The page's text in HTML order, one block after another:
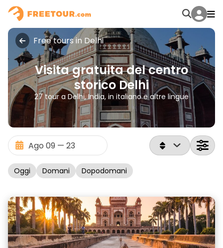
Free tours in Delhi
Visita gratuita del centro
storico Delhi
27 tour a Delhi, India, in italiano e altre lingue
Oggi Domani Dopodomani